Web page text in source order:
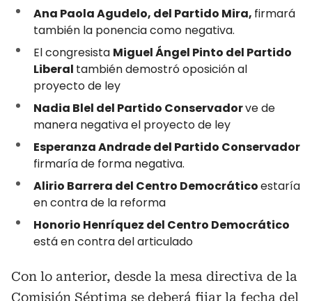
Ana Paola Agudelo, del Partido Mira, firmará
también la ponencia como negativa.
El congresista Miguel Ángel Pinto del Partido
Liberal también demostró oposición al
proyecto de ley
Nadia Blel del Partido Conservadorve de
manera negativa el proyecto de ley
Esperanza Andrade del Partido Conservador
firmaría de forma negativa.
Alirio Barrera del Centro Democráticoestaría
en contra de la reforma
Honorio Henríquez del Centro Democrático
está en contra del articulado
Con lo anterior, desde la mesa directiva de la
Comisión Séptima se deberá fijar la fecha del